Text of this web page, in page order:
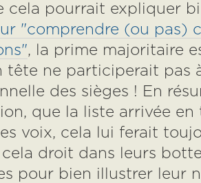
cela pourrait expliquer
"comprendre (ou pas)
, la prime majoritaire
tête ne participerait pas
des sièges ! En
que la liste arrivée
voix, cela lui ferait
droit dans leurs
pour bien illustrer leur